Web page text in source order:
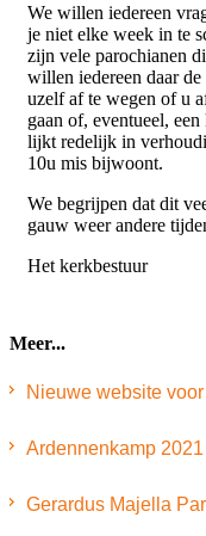
We willen iedereen
je niet elke week in te
zijn vele parochianen
willen iedereen daar
uzelf af te wegen of u
gaan of, eventueel,
lijkt redelijk in
10u mis bijwoont.
We begrijpen dat dit
gauw weer andere
Het kerkbestuur
Meer...
Nieuwe website
Ardennenkamp 2021
Gerardus Majella